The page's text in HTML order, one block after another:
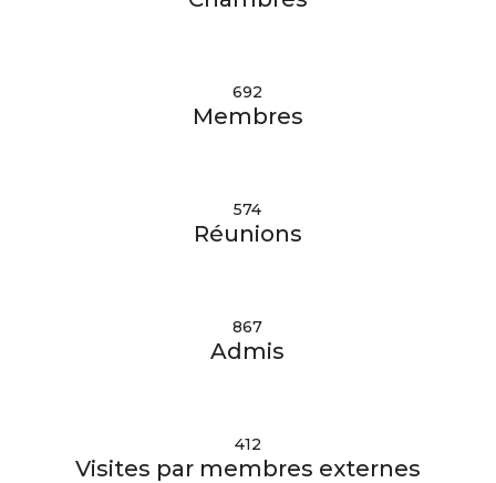
692
Membres
574
Réunions
867
Admis
412
Visites par membres externes